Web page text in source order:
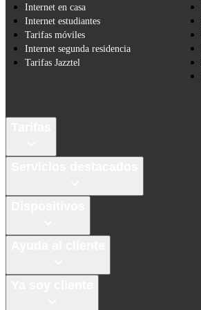
Internet en casa
Internet estudiantes
Tarifas móviles
Internet segunda residencia
Tarifas Jazztel